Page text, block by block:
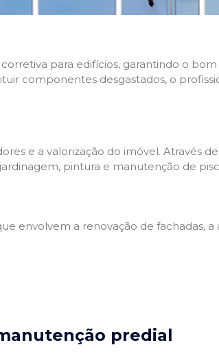
para edifícios, garantindo o
componentes desgastados, o
e a valorização do imóvel. Através
pintura e manutenção de
envolvem a renovação de fachadas, a
predial